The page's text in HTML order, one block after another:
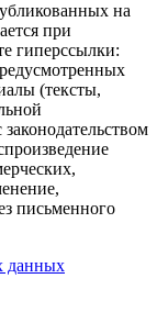
на
при
гиперссылки:
(тексты,
письменного
данных